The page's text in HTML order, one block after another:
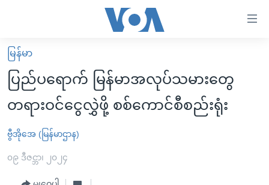
လွယ်ကူ
စေ
များ
ပင်မ
မူလစာမျက်နှာ
မြန်မာ
ကမ္ဘာ့သတင်းများ
နိုင်ငံတကာ
ဗွီဒီယို
မြန်မာ
ပြည်ပရောက် မြန်မာအလုပ်သမားတွေ
တရားဝင်ငွေလွှဲဖို့ စစ်ကောင်စီစည်းရုံး
ဗွီအိုအေ (မြန်မာဌာန)
၀၉ ဒီဇင္ဘာ၊ ၂၀၂၄